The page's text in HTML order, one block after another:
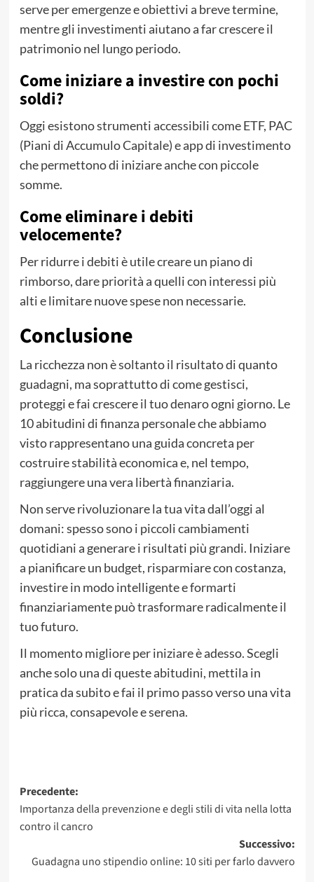
serve per emergenze e obiettivi a breve termine,
mentre gli investimenti aiutano a far crescere il
patrimonio nel lungo periodo.
Come iniziare a investire con pochi
soldi?
Oggi esistono strumenti accessibili come ETF, PAC
(Piani di Accumulo Capitale) e app di investimento
che permettono di iniziare anche con piccole
somme.
Come eliminare i debiti
velocemente?
Per ridurre i debiti è utile creare un piano di
rimborso, dare priorità a quelli con interessi più
alti e limitare nuove spese non necessarie.
Conclusione
La ricchezza non è soltanto il risultato di quanto
guadagni, ma soprattutto di come gestisci,
proteggi e fai crescere il tuo denaro ogni giorno. Le
10 abitudini di finanza personale che abbiamo
visto rappresentano una guida concreta per
costruire stabilità economica e, nel tempo,
raggiungere una vera libertà finanziaria.
Non serve rivoluzionare la tua vita dall’oggi al
domani: spesso sono i piccoli cambiamenti
quotidiani a generare i risultati più grandi. Iniziare
a pianificare un budget, risparmiare con costanza,
investire in modo intelligente e formarti
finanziariamente può trasformare radicalmente il
tuo futuro.
Il momento migliore per iniziare è adesso. Scegli
anche solo una di queste abitudini, mettila in
pratica da subito e fai il primo passo verso una vita
più ricca, consapevole e serena.
Navigazione
articolo
Precedente:
Importanza della prevenzione e degli stili di vita nella lotta
contro il cancro
Successivo:
Guadagna uno stipendio online: 10 siti per farlo davvero